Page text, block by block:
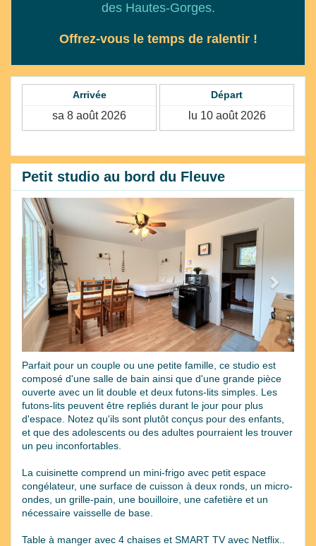
des Hautes-Gorges.
Offrez-vous le temps de ralentir !
Arrivée Départ
Petit studio au bord du Fleuve
Previous
Parfait pour un couple ou une petite famille, ce studio est
composé d'une salle de bain ainsi que d'une grande pièce
ouverte avec un lit double et deux futons-lits simples. Les
futons-lits peuvent être repliés durant le jour pour plus
d'espace. Notez qu'ils sont plutôt conçus pour des enfants,
et que des adolescents ou des adultes pourraient les trouver
un peu inconfortables.
La cuisinette comprend un mini-frigo avec petit espace
congélateur, une surface de cuisson à deux ronds, un micro-
ondes, un grille-pain, une bouilloire, une cafetière et un
nécessaire vaisselle de base.
Table à manger avec 4 chaises et SMART TV avec Netflix..